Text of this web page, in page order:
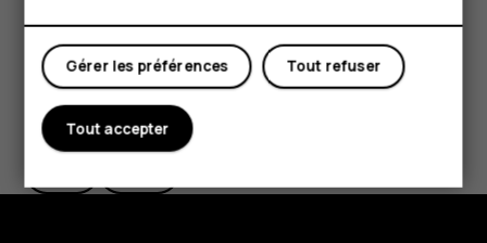
Avez-vous trouvé cela utile?
Tout refuser
Gérer les préférences
Tout accepter